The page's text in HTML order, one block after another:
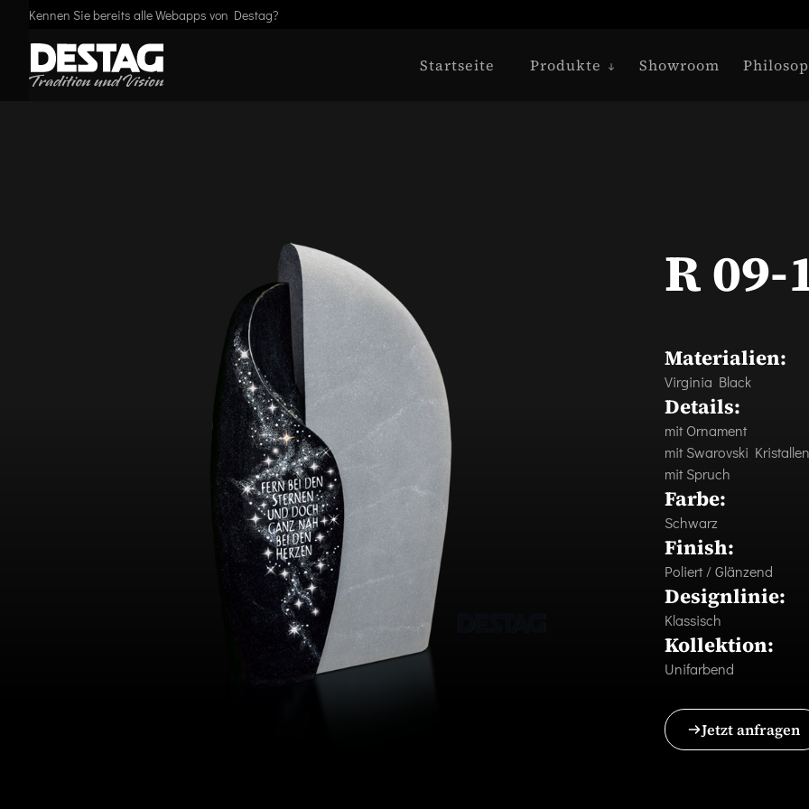
Kennen Sie bereits alle Webapps von Destag?
Startseite Produkte Showroom
R 09-
Materialien:
Virginia Black
Details:
mit Ornament
mit Swarovski Kristallen
mit Spruch
Farbe:
Schwarz
Finish:
Poliert / Glänzend
Designlinie:
Klassisch
Kollektion:
Unifarbend
Jetzt anfragen